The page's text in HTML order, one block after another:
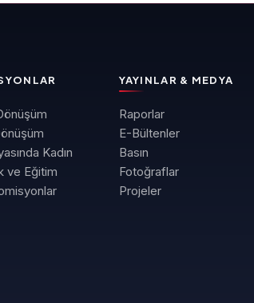
Kadın
ve Eğitim
YAYINLAR & MEDYA
Raporlar
E-Bültenler
Basın
Fotoğraflar
Projeler